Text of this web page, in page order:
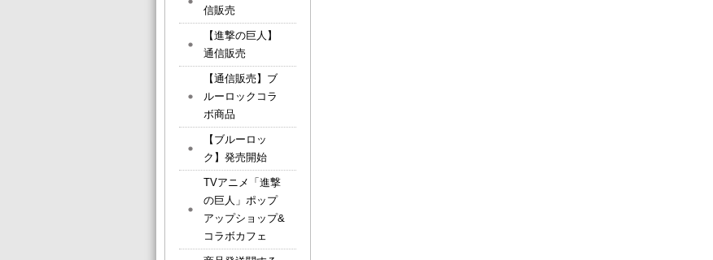
信販売
【進撃の巨人】
通信販売
【通信販売】ブ
ルーロックコラ
ボ商品
【ブルーロッ
ク】発売開始
TVアニメ「進撃
の巨人」ポップ
アップショップ&
コラボカフェ